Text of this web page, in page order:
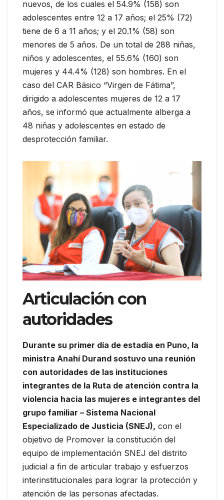
nuevos, de los cuales el 54.9% (158) son
adolescentes entre 12 a 17 años; el 25% (72)
tiene de 6 a 11 años; y el 20.1% (58) son
menores de 5 años. De un total de 288 niñas,
niños y adolescentes, el 55.6% (160) son
mujeres y 44.4% (128) son hombres. En el
caso del CAR Básico “Virgen de Fátima”,
dirigido a adolescentes mujeres de 12 a 17
años, se informó que actualmente alberga a
48 niñas y adolescentes en estado de
desprotección familiar.
Articulación con
autoridades
Durante su primer día de estadía en Puno, la
ministra Anahí Durand sostuvo una reunión
con autoridades de las instituciones
integrantes de la Ruta de atención contra la
violencia hacia las mujeres e integrantes del
grupo familiar – Sistema Nacional
Especializado de Justicia (SNEJ), con el
objetivo de Promover la constitución del
equipo de implementación SNEJ del distrito
judicial a fin de articular trabajo y esfuerzos
interinstitucionales para lograr la protección y
atención de las personas afectadas.